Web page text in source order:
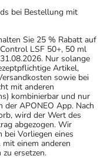
bei Bestellung mit
Sie 25 % Rabatt auf
LSF 50+, 50 ml
Nur solange
Artikel,
sowie bei
mit anderen
kombinierbar und nur
APONEO App. Nach
wird der Wert des
abgezogen. Wir
bei Vorliegen eines
einem anderen
ersetzen.